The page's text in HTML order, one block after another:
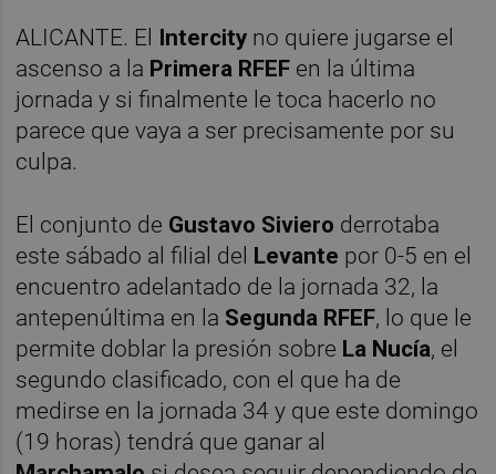
ALICANTE. El Intercity no quiere jugarse el
ascenso a la Primera RFEF en la última
jornada y si finalmente le toca hacerlo no
parece que vaya a ser precisamente por su
culpa.
El conjunto de Gustavo Siviero derrotaba
este sábado al filial del Levante por 0-5 en el
encuentro adelantado de la jornada 32, la
antepenúltima en la Segunda RFEF, lo que le
permite doblar la presión sobre La Nucía, el
segundo clasificado, con el que ha de
medirse en la jornada 34 y que este domingo
(19 horas) tendrá que ganar al